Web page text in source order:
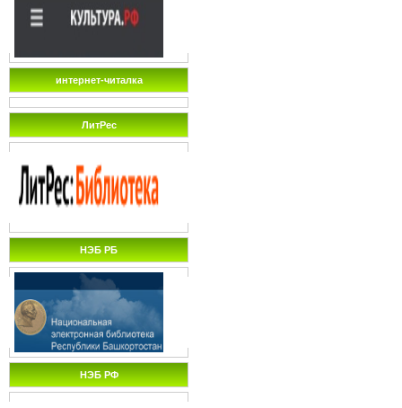
интернет-читалка
ЛитРес
НЭБ РБ
НЭБ РФ